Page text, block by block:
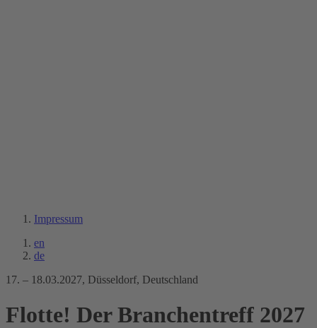
Impressum
en
de
17. – 18.03.2027, Düsseldorf, Deutschland
Flotte! Der Branchentreff 2027